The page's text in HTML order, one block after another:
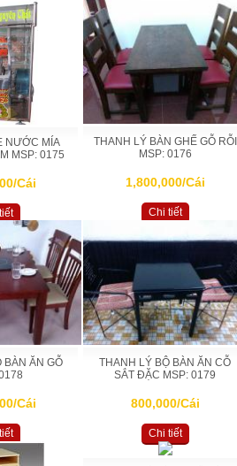
NƯỚC MÍA
MSP: 0175
Cái
THANH LÝ BÀN GHẾ GỖ RỖI
MSP: 0176
1,800,000/Cái
Chi tiết
BÀN ĂN GỖ
Cái
THANH LÝ BỘ BÀN ĂN CỖ
SẮT ĐẶC MSP: 0179
800,000/Cái
Chi tiết